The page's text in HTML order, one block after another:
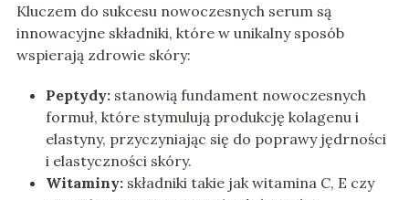
Kluczem do sukcesu nowoczesnych serum są
innowacyjne składniki, które w unikalny sposób
wspierają zdrowie skóry:
Peptydy:stanowią fundament nowoczesnych
formuł, które stymulują produkcję kolagenu i
elastyny, przyczyniając się do poprawy jędrności
i elastyczności skóry.
Witaminy:składniki takie jak witamina C, E czy